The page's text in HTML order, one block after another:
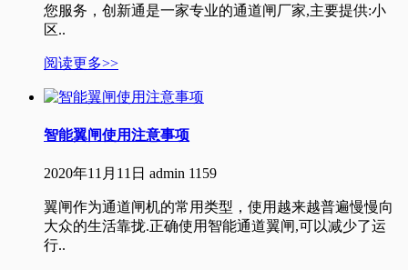
您服务，创新通是一家专业的通道闸厂家,主要提供:小
区..
阅读更多>>
智能翼闸使用注意事项
2020年11月11日 admin 1159
翼闸作为通道闸机的常用类型，使用越来越普遍慢慢向
大众的生活靠拢.正确使用智能通道翼闸,可以减少了运
行..